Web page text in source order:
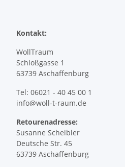
Kontakt:
WollTraum
Schloßgasse 1
63739 Aschaffenburg
Tel: 06021 - 40 45 00 1
info@woll-t-raum.de
Retourenadresse:
Susanne Scheibler
Deutsche Str. 45
63739 Aschaffenburg